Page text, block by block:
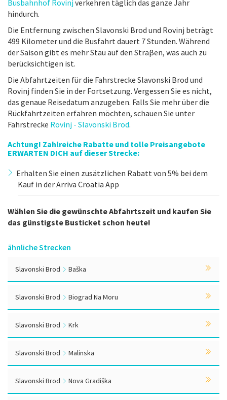
Busbahnhof Rovinjverkehren täglich das ganze Jahr
hindurch.
Die Entfernung zwischen Slavonski Brod und Rovinj beträgt
499 Kilometer und die Busfahrt dauert 7 Stunden. Während
der Saison gibt es mehr Stau auf den Straβen, was auch zu
berücksichtigen ist.
Die Abfahrtzeiten für die Fahrstrecke Slavonski Brod und
Rovinj finden Sie in der Fortsetzung. Vergessen Sie es nicht,
das genaue Reisedatum anzugeben. Falls Sie mehr über die
Rückfahrtzeiten erfahren möchten, schauen Sie unter
Fahrstrecke Rovinj - Slavonski Brod.
Achtung! Zahlreiche Rabatte und tolle Preisangebote
ERWARTEN DICH auf dieser Strecke:
Erhalten Sie einen zusätzlichen Rabatt von 5% bei dem
Kauf in der Arriva Croatia App
Wählen Sie die gewünschte Abfahrtszeit und kaufen Sie
das günstigste Busticket schon heute!
ähnliche Strecken
Slavonski Brod Baška
Slavonski Brod Biograd Na Moru
Slavonski Brod Krk
Slavonski Brod Malinska
Slavonski Brod Nova Gradiška